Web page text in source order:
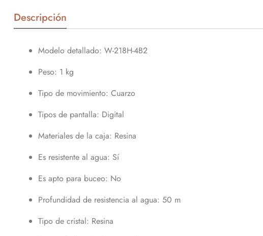
Descripción
Modelo detallado: W-218H-4B2
Peso: 1 kg
Tipo de movimiento: Cuarzo
Tipos de pantalla: Digital
Materiales de la caja: Resina
Es resistente al agua: Sí
Es apto para buceo: No
Profundidad de resistencia al agua: 50 m
Tipo de cristal: Resina